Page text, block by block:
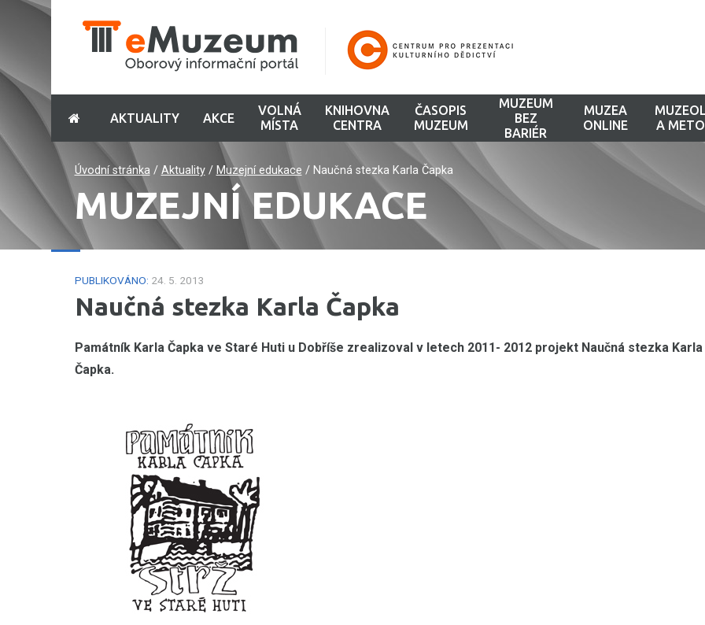
AKTUALITY AKCE
VOLNÁ
MÍSTA
KNIHOVNA
CENTRA
ČASOPIS
MUZEUM
MUZEUM
BEZ
BARIÉR
MUZEA
ONLINE
A
Úvodní stránka/ Aktuality/ Muzejní edukace / Naučná stezka Karla Čapka
MUZEJNÍ EDUKACE
PUBLIKOVÁNO: 24. 5. 2013
Naučná stezka Karla Čapka
Památník Karla Čapka ve Staré Huti u Dobříše zrealizoval v letech 2011- 2012 projekt Naučná stezka Karla
Čapka.